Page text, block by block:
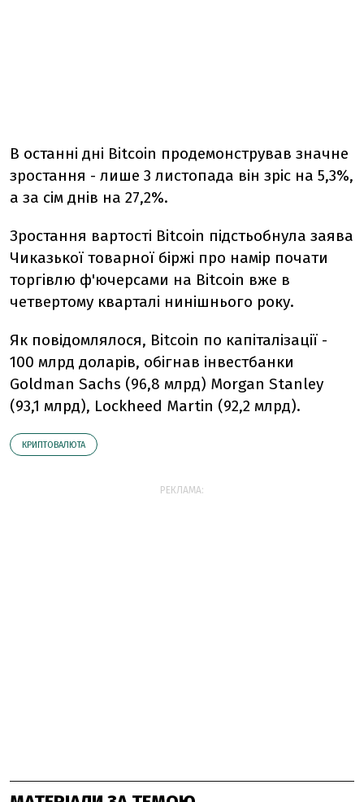
В останні дні Bitcoin продемонстрував значне
зростання - лише 3 листопада він зріс на 5,3%,
а за сім днів на 27,2%.
Зростання вартості Bitcoin підстьобнула заява
Чиказької товарної біржі про намір почати
торгівлю ф'ючерсами на Bitcoin вже в
четвертому кварталі нинішнього року.
Як повідомлялося, Bitcoin по капіталізації -
100 млрд доларів, обігнав інвестбанки
Goldman Sachs (96,8 млрд) Morgan Stanley
(93,1 млрд), Lockheed Martin (92,2 млрд).
КРИПТОВАЛЮТА
РЕКЛАМА: